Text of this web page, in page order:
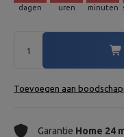
dagen uren minuten
Toevoegen aan
Garantie Home 24